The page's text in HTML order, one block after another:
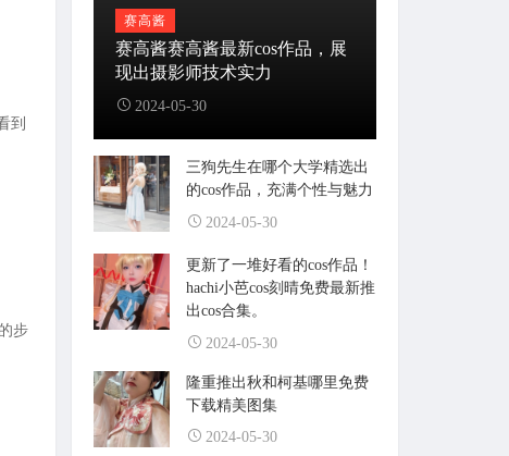
到
步
赛高酱
赛高酱赛高酱最新cos作品，展
现出摄影师技术实力
2024-05-30
三狗先生在哪个大学精选出
的cos作品，充满个性与魅力
2024-05-30
更新了一堆好看的cos作品！
hachi小芭cos刻晴免费最新推
出cos合集。
2024-05-30
隆重推出秋和柯基哪里免费
下载精美图集
2024-05-30